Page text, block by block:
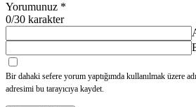
Yorumunuz *
0/30 karakter
Bir dahaki sefere yorum yaptığımda kullanılmak üzere
adresimi bu tarayıcıya kaydet.